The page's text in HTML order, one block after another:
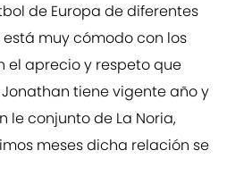
de Europa de diferentes
muy cómodo con los
el aprecio y respeto que
tiene vigente año y
le conjunto de La Noria,
meses dicha relación se